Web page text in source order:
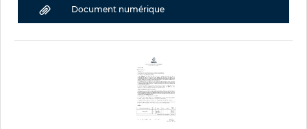
Document numérique